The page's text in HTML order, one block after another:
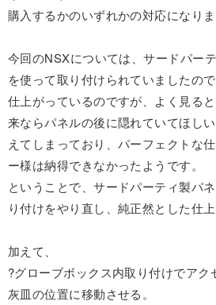
購入するかのいずれかの対応になりま
今回のNSXについては、サードパー
を使って取り付けられていましたの
仕上がっているのですが、よく見る
来ならパネルの後に隠れていてほし
えてしまっており、パーフェクトな
ー様は納得できなかったようです。
ということで、サードパーティ製パ
り付けをやり直し、純正然とした仕
加えて、
?グローブボックス内取り付けでアク
灰皿の位置に移動させる。